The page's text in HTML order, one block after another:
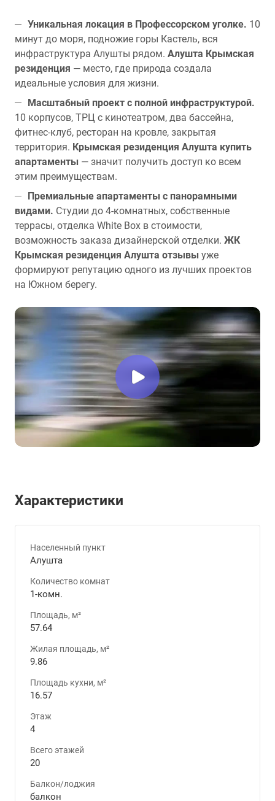
Уникальная локация в Профессорском уголке. 10
минут до моря, подножие горы Кастель, вся
инфраструктура Алушты рядом. Алушта Крымская
резиденция — место, где природа создала
идеальные условия для жизни.
Масштабный проект с полной инфраструктурой.
10 корпусов, ТРЦ с кинотеатром, два бассейна,
фитнес-клуб, ресторан на кровле, закрытая
территория. Крымская резиденция Алушта купить
апартаменты — значит получить доступ ко всем
этим преимуществам.
Премиальные апартаменты с панорамными
видами. Студии до 4-комнатных, собственные
террасы, отделка White Box в стоимости,
возможность заказа дизайнерской отделки. ЖК
Крымская резиденция Алушта отзывы уже
формируют репутацию одного из лучших проектов
на Южном берегу.
Характеристики
Населенный пункт
Алушта
Количество комнат
1-комн.
Площадь, м²
57.64
Жилая площадь, м²
9.86
Площадь кухни, м²
16.57
Этаж
4
Всего этажей
20
Балкон/лоджия
балкон